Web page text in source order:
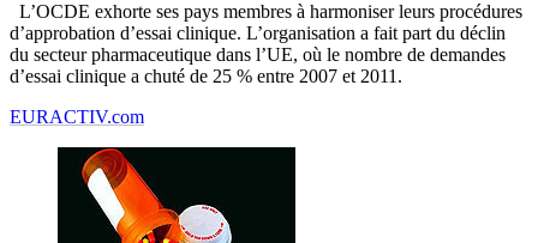
L’OCDE exhorte ses pays membres à harmoniser leurs procédures
d’approbation d’essai clinique. L’organisation a fait part du déclin
du secteur pharmaceutique dans l’UE, où le nombre de demandes
d’essai clinique a chuté de 25 % entre 2007 et 2011.
EURACTIV.com